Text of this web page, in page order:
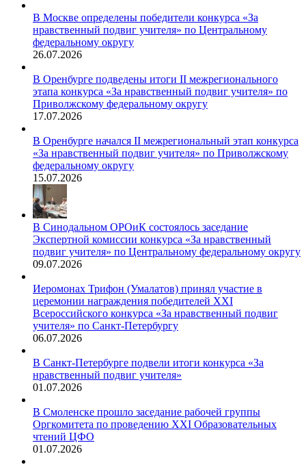
В Москве определены победители конкурса «За
нравственный подвиг учителя» по Центральному
федеральному округу
26.07.2026
В Оренбурге подведены итоги II межрегионального
этапа конкурса «За нравственный подвиг учителя» по
Приволжскому федеральному округу
17.07.2026
В Оренбурге начался II межрегиональный этап конкурса
«За нравственный подвиг учителя» по Приволжскому
федеральному округу
15.07.2026
В Синодальном ОРОиК состоялось заседание
Экспертной комиссии конкурса «За нравственный
подвиг учителя» по Центральному федеральному округу
09.07.2026
Иеромонах Трифон (Умалатов) принял участие в
церемонии награждения победителей XXI
Всероссийского конкурса «За нравственный подвиг
учителя» по Санкт-Петербургу
06.07.2026
В Санкт-Петербурге подвели итоги конкурса «За
нравственный подвиг учителя»
01.07.2026
В Смоленске прошло заседание рабочей группы
Оргкомитета по проведению XXI Образовательных
чтений ЦФО
01.07.2026